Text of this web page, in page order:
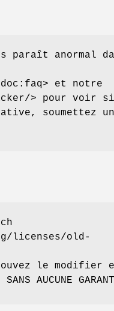
paraît anormal
et notre
> pour voir
soumettez un
licenses/old-
le modifier